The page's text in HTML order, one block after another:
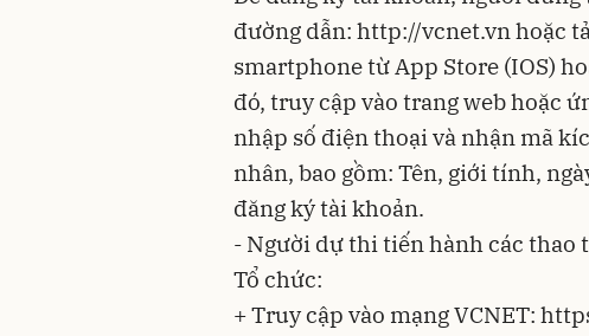
đường dẫn: http://vcnet.vn hoặc
smartphone từ App Store (IOS)
đó, truy cập vào trang web hoặc
nhập số điện thoại và nhận mã
nhân, bao gồm: Tên, giới tính,
đăng ký tài khoản.
- Người dự thi tiến hành các thao
Tổ chức:
+ Truy cập vào mạng VCNET: